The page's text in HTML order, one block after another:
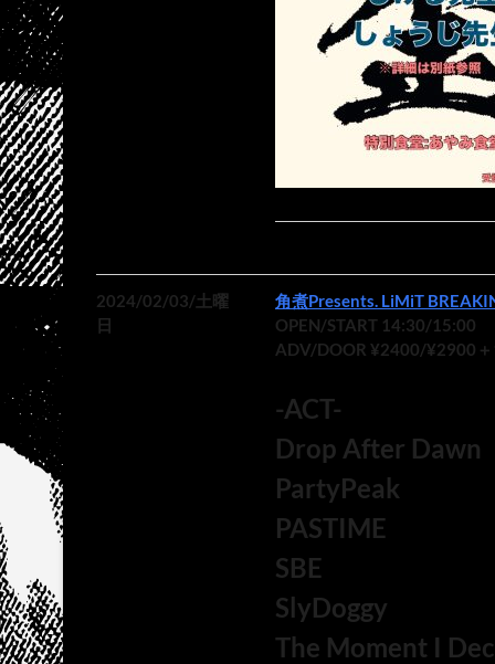
2024/02/03/土曜
日
角煮Presents. LiMiT
OPEN/START 14:30/15:00
ADV/DOOR ¥2400/¥2900
-ACT-
Drop After Dawn
PartyPeak
PASTIME
SBE
SlyDoggy
The Moment I